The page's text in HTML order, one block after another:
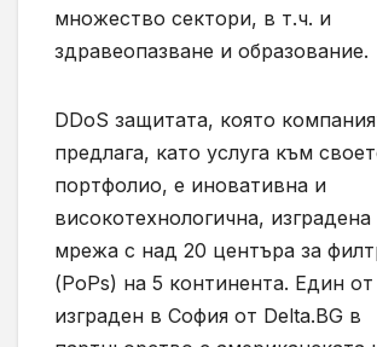
множество сектори, в т.ч. и
здравеопазване и образование.
DDoS защитата, която
предлага, като услуга към
портфолио, е иновативна и
високотехнологична,
мрежа с над 20 центъра за
(PoPs) на 5 континента. Един от
изграден в София от Delta.BG в